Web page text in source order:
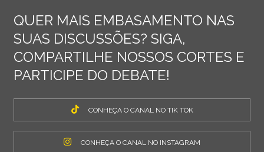
QUER MAIS EMBASAMENTO NAS
SUAS DISCUSSÕES? SIGA,
COMPARTILHE NOSSOS CORTES E
PARTICIPE DO DEBATE!
CONHEÇA O CANAL NO TIK TOK
CONHEÇA O CANAL NO INSTAGRAM